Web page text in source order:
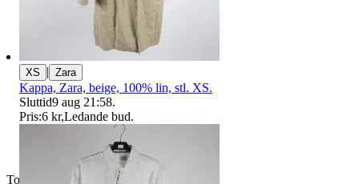
Toppsäljare
XS | Zara
Kappa, Zara, beige, 100% lin, stl. XS.
Sluttid9 aug 21:58.
Pris:6 kr,Ledande bud.